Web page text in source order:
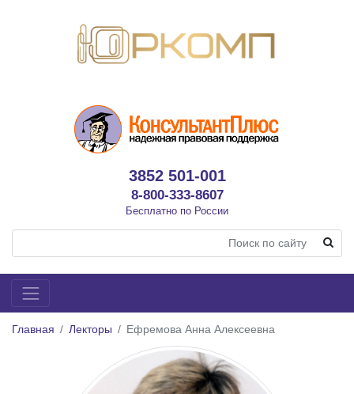
3852 501-001
8-800-333-8607
Бесплатно по России
Главная Лекторы Ефремова Анна Алексеевна